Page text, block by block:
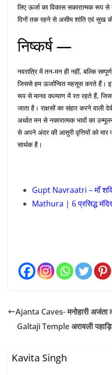
लिए ऊर्जा का विकास सकारात्मक
दिनों तक रहने से असीम शांति एवं सुख की
निष्कर्ष —
नवरात्रि में तन-मन ही नहीं, बल्कि
जिससे हम ऊर्जान्वित महसूस करते हैं।
रूप से मानव कल्याण में रत रहते हैं,
जाता है। राक्षसों का संहार करने वाली
अर्थात मन से नकारात्मक भावों का
से अपने अंदर की आसुरी वृत्तियों को मार
सार्थक है।
Gupt Navraatri – माँ
Mathura | 6 प्रसिद्ध
Ajanta Caves- मनोहारी अजंता
Galtaji Temple अरावली
Kavita Singh